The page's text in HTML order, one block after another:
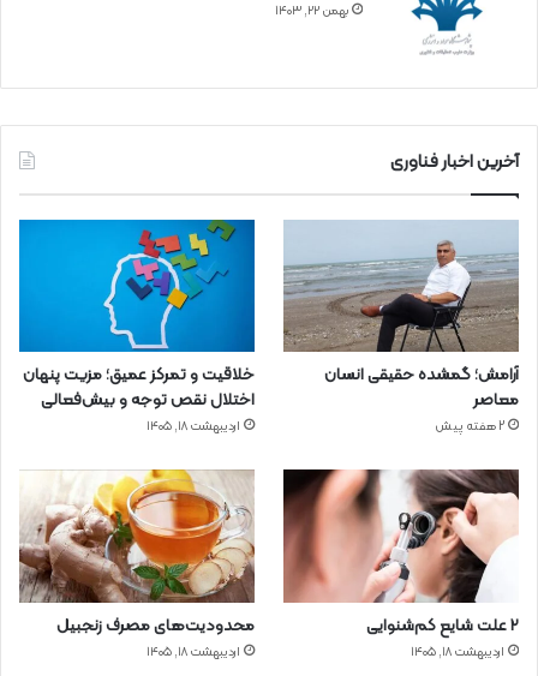
بهمن ۲۲, ۱۴۰۳
آخرین اخبار فناوری
آرامش؛ گمشده حقیقی انسان
معاصر
2 هفته پیش
خلاقیت و تمرکز عمیق؛ مزیت پنهان
اختلال نقص توجه و بیش‌فعالی
اردیبهشت ۱۸, ۱۴۰۵
۲ علت شایع‌ کم‌شنوایی
اردیبهشت ۱۸, ۱۴۰۵
محدودیت‌های مصرف زنجبیل
اردیبهشت ۱۸, ۱۴۰۵